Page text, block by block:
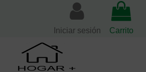
Iniciar sesión Carrito